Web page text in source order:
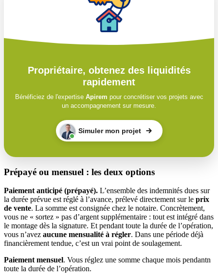
Propriétaire, obtenez des liquidités
rapidement
Bénéficiez de l'expertise Apirem pour concrétiser vos projets avec
un accompagnement sur mesure.
Simuler mon projet
Prépayé ou mensuel : les deux options
Paiement anticipé (prépayé). L’ensemble des indemnités dues sur
la durée prévue est réglé à l’avance, prélevé directement sur le prix
de vente. La somme est consignée chez le notaire. Concrètement,
vous ne « sortez » pas d’argent supplémentaire : tout est intégré dans
le montage dès la signature. Et pendant toute la durée de l’opération,
vous n’avez aucune mensualité à régler. Dans une période déjà
financièrement tendue, c’est un vrai point de soulagement.
Paiement mensuel. Vous réglez une somme chaque mois pendantn
toute la durée de l’opération.